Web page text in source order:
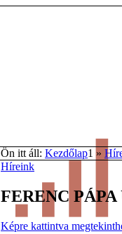
Ön itt áll: Kezdőlap1 »
Híreink
FERENC
Képre kattintva